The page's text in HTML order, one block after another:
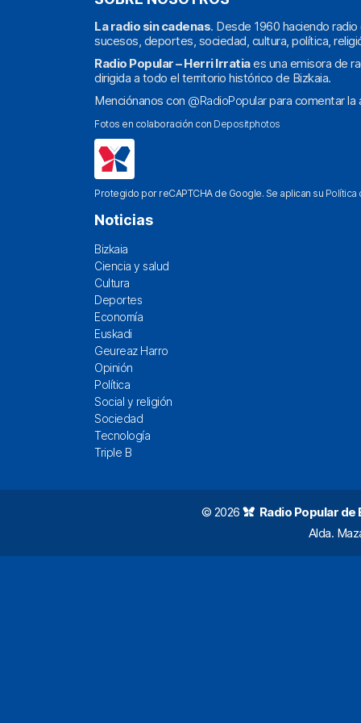
La radio sin cadenas. Desde 1960 haciendo
sucesos, deportes, sociedad, cultura, política,
Radio Popular – Herri Irratiaes una emisora de
dirigida a todo el territorio histórico de Bizkaia.
Menciónanos con @RadioPopularpara comentar la
Fotos en colaboración con Depositphotos
Protegido por reCAPTCHA de Google. Se aplican su Política
Noticias
Bizkaia
Ciencia y salud
Cultura
Deportes
Economía
Euskadi
Geureaz Harro
Opinión
Política
Social y religión
Sociedad
Tecnología
Triple B
© 2026 Radio Popular de
Alda.